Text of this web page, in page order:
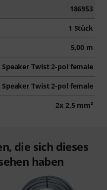
186953
1 Stück
5,00 m
Speaker Twist 2-pol female
Speaker Twist 2-pol female
2x 2,5 mm²
die sich dieses
haben